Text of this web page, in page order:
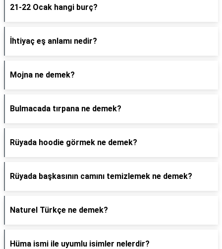
21-22 Ocak hangi burç?
İhtiyaç eş anlamı nedir?
Mojna ne demek?
Bulmacada tırpana ne demek?
Rüyada hoodie görmek ne demek?
Rüyada başkasının camını temizlemek ne demek?
Naturel Türkçe ne demek?
Hüma ismi ile uyumlu isimler nelerdir?